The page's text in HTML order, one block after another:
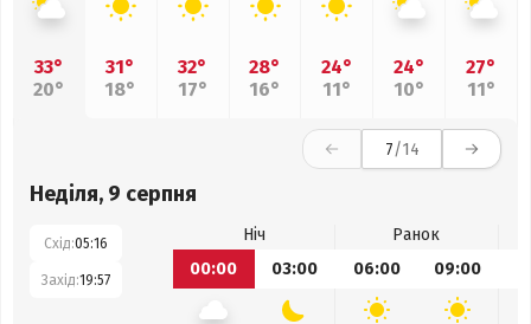
33°
20°
31°
18°
32°
17°
28°
16°
24°
11°
24°
10°
27°
11°
7/14
Неділя, 9 серпня
Схід:05:16
Захід:19:57
Ніч
Ранок
00:00
03:00 06:00 09:00